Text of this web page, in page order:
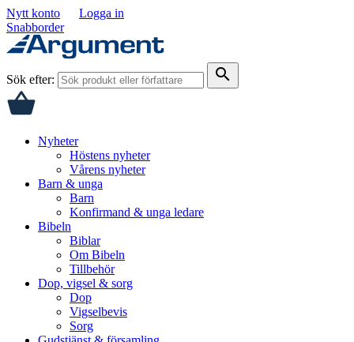
Nytt konto
Logga in
Snabborder
Sök efter: search
Nyheter
Höstens nyheter
Vårens nyheter
Barn & unga
Barn
Konfirmand & unga ledare
Bibeln
Biblar
Om Bibeln
Tillbehör
Dop, vigsel & sorg
Dop
Vigselbevis
Sorg